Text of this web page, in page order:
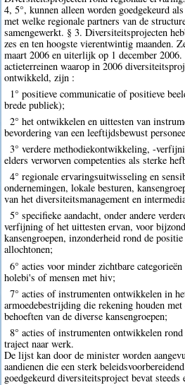
4, 5°, kunnen alleen worden goedgekeurd
met welke regionale partners van de
samengewerkt. § 3. Diversiteitsprojecten
zes en ten hoogste vierentwintig maanden.
maart 2006 en uiterlijk op 1 december
actieterreinen waarop in 2006
ontwikkeld, zijn :
1° positieve communicatie of positieve
brede publiek);
2° het ontwikkelen en uittesten van
bevordering van een leeftijdsbewust
3° verdere methodiekontwikkeling, -
elders verworven competenties als sterke
4° regionale ervaringsuitwisseling en
ondernemingen, lokale besturen,
van het diversiteitsmanagement en
5° specifieke aandacht, onder andere
verfijning of het uittesten ervan, voor
kansengroepen, inzonderheid rond de
allochtonen;
6° acties voor minder zichtbare
holebi's of mensen met hiv;
7° acties of instrumenten ontwikkelen in
armoedebestrijding die rekening houden
behoeften van de diverse kansengroepen;
8° acties of instrumenten ontwikkelen
traject naar werk.
De lijst kan door de minister worden
aandienen die een sterk
goedgekeurd diversiteitsproject bevat